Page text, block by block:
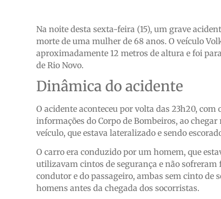
Na noite desta sexta-feira (15), um grave
morte de uma mulher de 68 anos. O veículo
aproximadamente 12 metros de altura e foi
de Rio Novo.
Dinâmica do acidente
O acidente aconteceu por volta das 23h20,
informações do Corpo de Bombeiros, ao
veículo, que estava lateralizado e sendo
O carro era conduzido por um homem, que
utilizavam cintos de segurança e não sofreram
condutor e do passageiro, ambas sem cinto de
homens antes da chegada dos socorristas.